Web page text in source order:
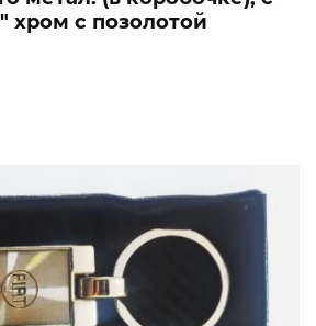
хром с позолотой